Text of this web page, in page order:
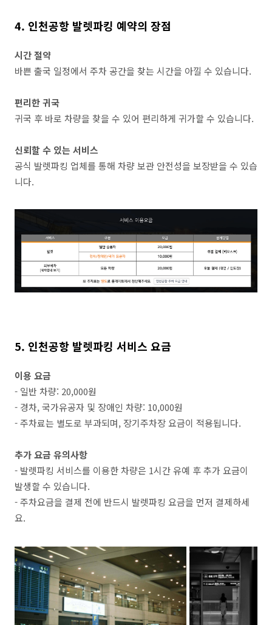
4. 인천공항 발렛파킹 예약의 장점
시간 절약
바쁜 출국 일정에서 주차 공간을 찾는 시간을 아낄 수 있습니다.
편리한 귀국
귀국 후 바로 차량을 찾을 수 있어 편리하게 귀가할 수 있습니다.
신뢰할 수 있는 서비스
공식 발렛파킹 업체를 통해 차량 보관 안전성을 보장받을 수 있습
니다.
5. 인천공항 발렛파킹 서비스 요금
이용 요금
- 일반 차량: 20,000원
- 경차, 국가유공자 및 장애인 차량: 10,000원
- 주차료는 별도로 부과되며, 장기주차장 요금이 적용됩니다.
추가 요금 유의사항
- 발렛파킹 서비스를 이용한 차량은 1시간 유예 후 추가 요금이
발생할 수 있습니다.
- 주차요금을 결제 전에 반드시 발렛파킹 요금을 먼저 결제하세
요.